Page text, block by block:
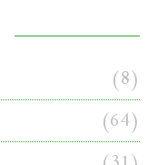
(8)
(64)